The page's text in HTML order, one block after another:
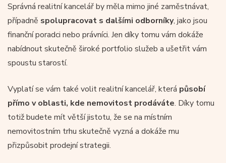
Správná realitní kancelář by měla mimo jiné zaměstnávat,
případně spolupracovat s dalšími odborníky, jako jsou
finanční poradci nebo právníci. Jen díky tomu vám dokáže
nabídnout skutečně široké portfolio služeb a ušetřit vám
spoustu starostí.
Vyplatí se vám také volit realitní kancelář, která působí
přímo v oblasti, kde nemovitost prodáváte. Díky tomu
totiž budete mít větší jistotu, že se na místním
nemovitostním trhu skutečně vyzná a dokáže mu
přizpůsobit prodejní strategii.